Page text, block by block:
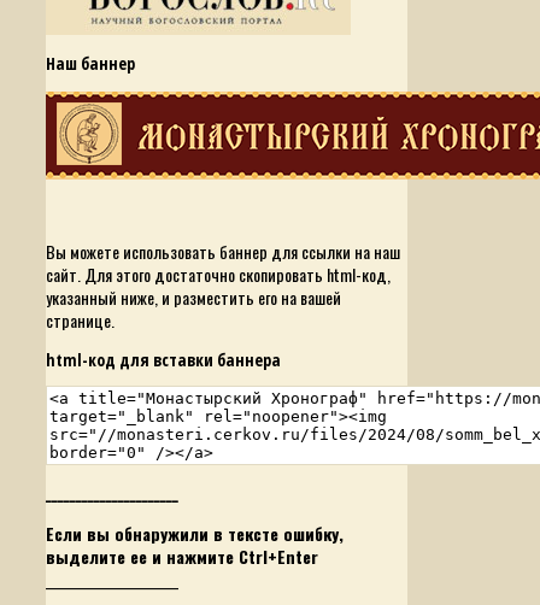
Наш баннер
Вы можете использовать баннер для ссылки на наш
сайт. Для этого достаточно скопировать html-код,
указанный ниже, и разместить его на вашей
странице.
html-код для вставки баннера
Если вы обнаружили в тексте ошибку,
выделите ее и нажмите Ctrl+Enter